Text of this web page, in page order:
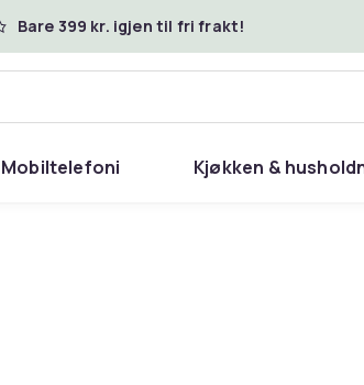
Bare 399 kr. igjen til fri frakt!
Mobiltelefoni Kjøkken &